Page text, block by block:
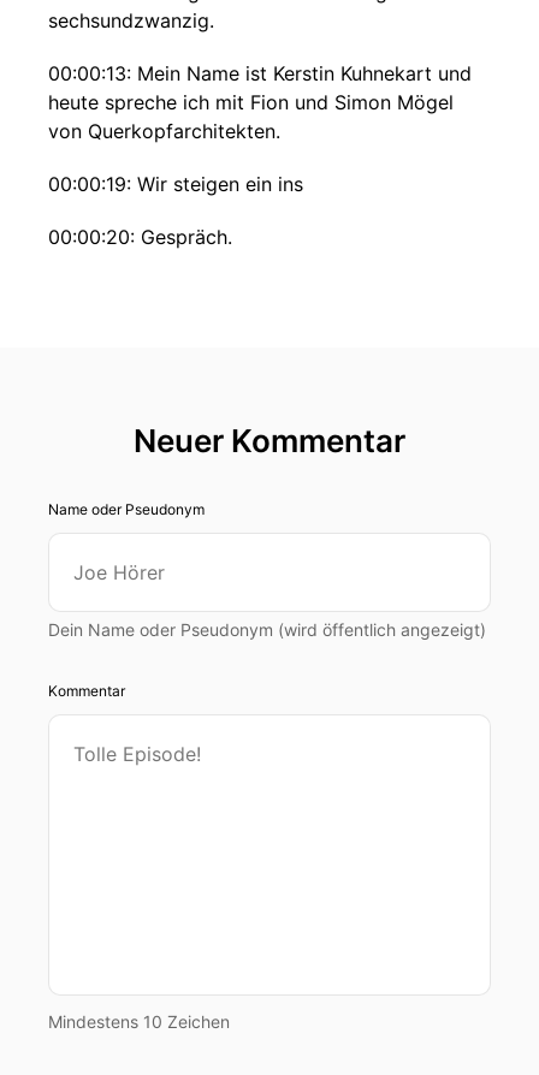
sechsundzwanzig.
00:00:13: Mein Name ist Kerstin Kuhnekart und
heute spreche ich mit Fion und Simon Mögel
von Querkopfarchitekten.
00:00:19: Wir steigen ein ins
00:00:20: Gespräch.
Architekten wurde von dir, Fionn, Mögel und
Vasfi Taha gegründet.
00:00:35: Genau,
00:00:35: ja.
00:00:35: Es ist lange her, also es steht schon
lange, das Büro betreut Projekte von der
Architektur und Bauleitung bis zur Fertigstellung
Projektentwicklung und Portfoliooptimierung an.
gewonnen.
Neuer Kommentar
Name oder Pseudonym
Dein Name oder Pseudonym (wird öffentlich angezeigt)
Kommentar
Mindestens 10 Zeichen